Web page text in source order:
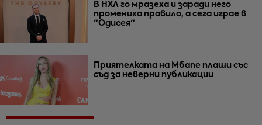
В НХЛ го мразеха и заради него
промениха правило, а сега играе в
"Одисея"
Приятелката на Мбапе плаши със
съд за неверни публикации